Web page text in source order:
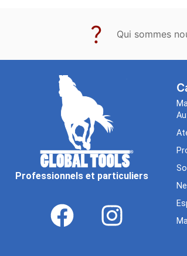
Qui sommes
Professionnels et particuliers